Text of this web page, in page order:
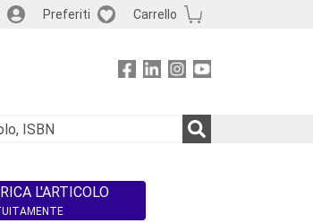
Preferiti Carrello
L'ARTICOLO